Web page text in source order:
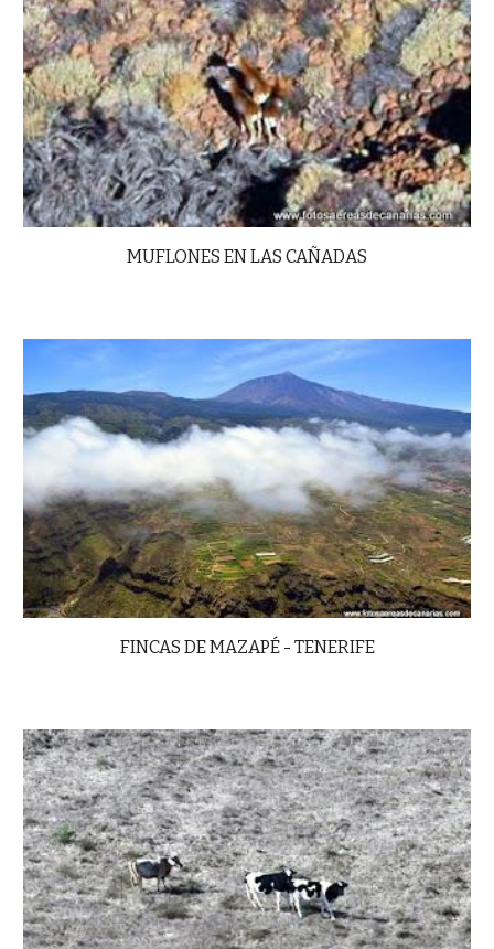
MUFLONES EN LAS CAÑADAS
FINCAS DE MAZAPÉ - TENERIFE